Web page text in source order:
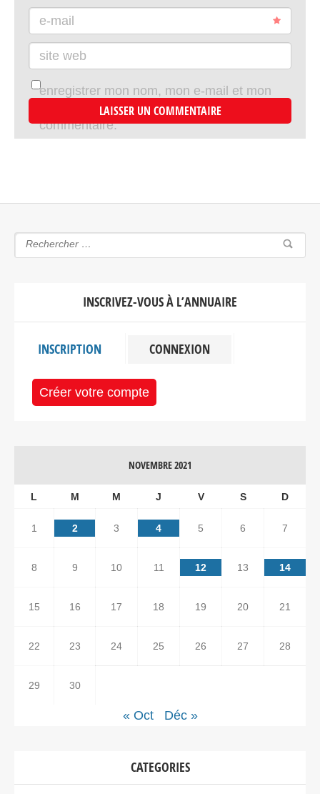
e-mail
site web
enregistrer mon nom, mon e-mail et mon
site dans le navigateur pour mon prochain
commentaire.
INSCRIVEZ-VOUS À L’ANNUAIRE
INSCRIPTION CONNEXION
Créer votre compte
NOVEMBRE 2021
L M M J V S D
1 2 3 4 5 6 7
8 9 10 11 12 13 14
15 16 17 18 19 20 21
22 23 24 25 26 27 28
29 30
« Oct Déc »
CATEGORIES